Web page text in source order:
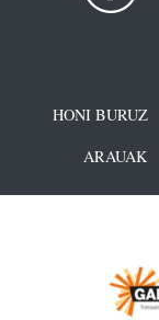
HONI BURUZ
ARAUAK